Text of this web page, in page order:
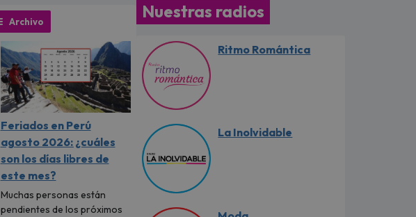
Archivo
Feriados en Perú
agosto 2026: ¿cuáles
son los días libres de
este mes?
Muchas personas están
pendientes de los próximos
Nuestras radios
Ritmo Romántica
La Inolvidable